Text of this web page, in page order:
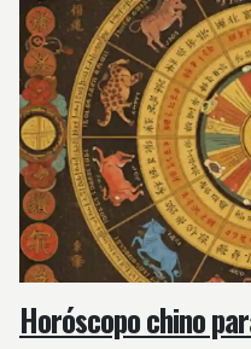
Horóscopo chino